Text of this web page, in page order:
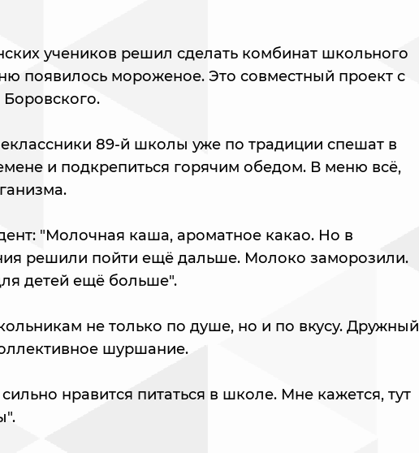
учеников решил сделать комбинат школьного
появилось мороженое. Это совместный проект с
89-й школы уже по традиции спешат в
и подкрепиться горячим обедом. В меню всё,
"Молочная каша, ароматное какао. Но в
решили пойти ещё дальше. Молоко заморозили.
детей ещё больше".
не только по душе, но и по вкусу. Дружный
шуршание.
нравится питаться в школе. Мне кажется, тут